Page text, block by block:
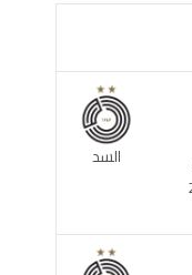
السد